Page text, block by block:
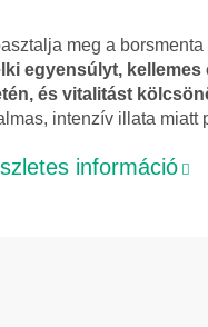
meg a
egyensúlyt,
és vitalitást
intenzív illata miatt
információ